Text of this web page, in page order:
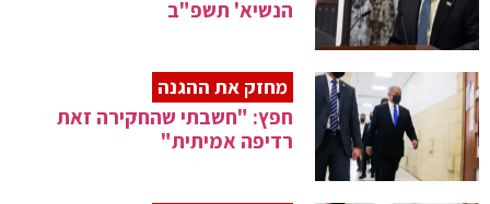
הנשיא' תשפ"ב
מחזק את ההגנה
חפץ: "חשבתי שהחקירה זאת
רדיפה אמיתית"